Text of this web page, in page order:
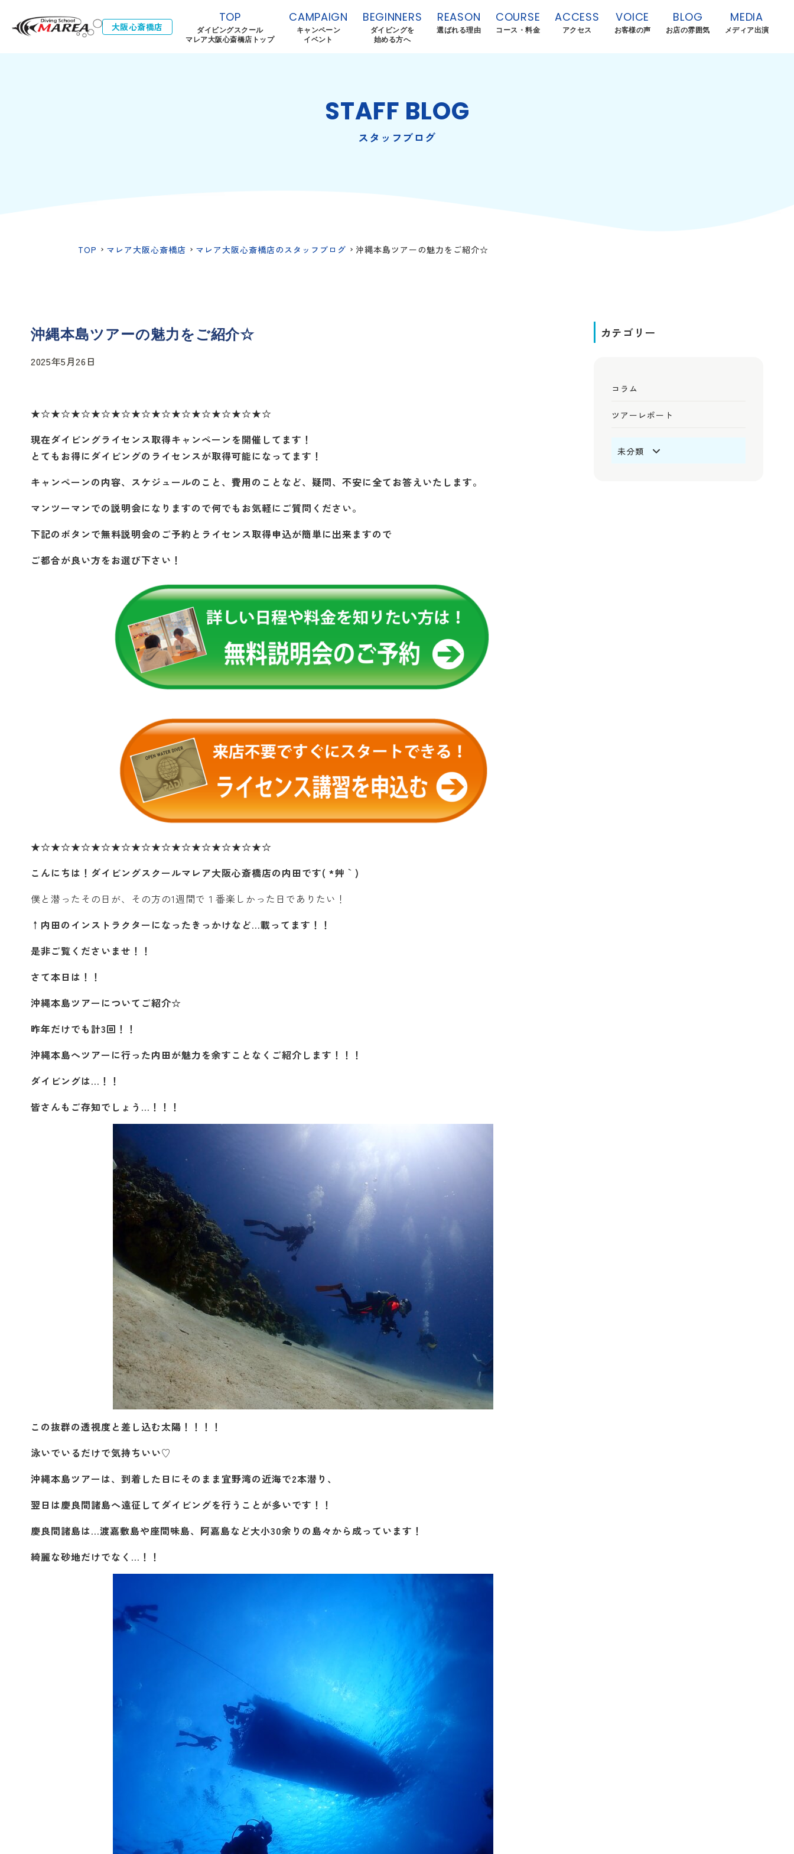
大阪心斎橋店
TOP
ダイビングスクール
マレア大阪心斎橋店トップ
CAMPAIGN
キャンペーン
イベント
BEGINNERS
ダイビングを
始める方へ
REASON
選ばれる理由
COURSE
コース・料金
ACCESS
アクセス
VOICE
お客様の声
BLOG
お店の雰囲気
MEDIA
メディア出演
STAFF BLOG
スタッフブログ
TOP マレア大阪心斎橋店 マレア大阪心斎橋店のスタッフブログ 沖縄本島ツアーの魅力をご紹介☆
沖縄本島ツアーの魅力をご紹介☆
2025年5月26日
★☆★☆★☆★☆★☆★☆★☆★☆★☆★☆★☆★☆
現在ダイビングライセンス取得キャンペーンを開催してます！
とてもお得にダイビングのライセンスが取得可能になってます！
キャンペーンの内容、スケジュールのこと、費用のことなど、疑問、不安に全てお答えいたします。
マンツーマンでの説明会になりますので何でもお気軽にご質問ください。
下記のボタンで無料説明会のご予約とライセンス取得申込が簡単に出来ますので
ご都合が良い方をお選び下さい！
★☆★☆★☆★☆★☆★☆★☆★☆★☆★☆★☆★☆
こんにちは！ダイビングスクールマレア大阪心斎橋店の内田です( *´艸｀)
僕と潜ったその日が、その方の1週間で１番楽しかった日でありたい！
↑内田のインストラクターになったきっかけなど…載ってます！！
是非ご覧くださいませ！！
さて本日は！！
沖縄本島ツアーについてご紹介☆
昨年だけでも計3回！！
沖縄本島へツアーに行った内田が魅力を余すことなくご紹介します！！！
ダイビングは…！！
皆さんもご存知でしょう…！！！
この抜群の透視度と差し込む太陽！！！！
泳いでいるだけで気持ちいい♡
沖縄本島ツアーは、到着した日にそのまま宜野湾の近海で2本潜り、
翌日は慶良間諸島へ遠征してダイビングを行うことが多いです！！
慶良間諸島は…渡嘉敷島や座間味島、阿嘉島など大小30余りの島々から成っています！
綺麗な砂地だけでなく…！！
カテゴリー
コラム
ツアーレポート
未分類